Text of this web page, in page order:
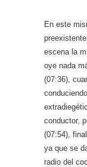
En este
escena la
oye nada
(07:36),
conductor,
(07:54),
ya que se
radio del